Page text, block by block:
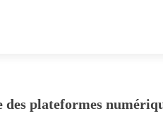
plateformes